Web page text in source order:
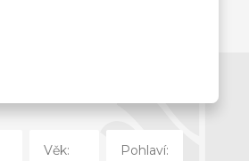
Věk: Pohlaví: